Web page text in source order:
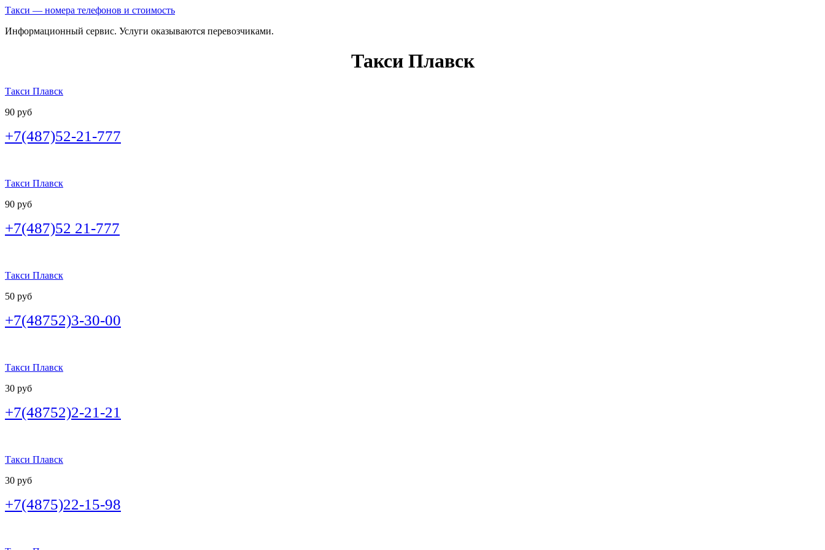
Такси — номера телефонов и стоимость
Информационный сервис. Услуги оказываются перевозчиками.
Такси Плавск
Такси Плавск
90 руб
+7(487)52-21-777
Такси Плавск
90 руб
+7(487)52 21-777
Такси Плавск
50 руб
+7(48752)3-30-00
Такси Плавск
30 руб
+7(48752)2-21-21
Такси Плавск
30 руб
+7(4875)22-15-98